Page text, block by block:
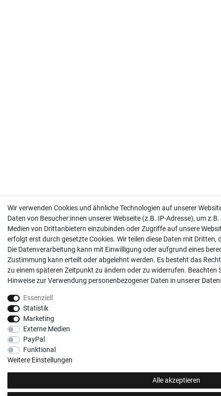
Wir verwenden Cookies und ähnliche Technologien auf unserer
Daten von Besucher:innen unserer Webseite (z.B. IP-Adresse), um
Medien von Drittanbietern einzubinden oder Zugriffe auf unsere
erfolgt erst durch gesetzte Cookies. Wir teilen diese Daten mit Dritten,
Die Datenverarbeitung kann mit Einwilligung oder aufgrund eines
Zustimmung kann erteilt oder abgelehnt werden. Es besteht das
zu einem späteren Zeitpunkt zu ändern oder zu widerrufen. Beachten
Hinweise zur Verwendung personenbezogener Daten in unserer
Essenziell
Statistik
Marketing
Externe Medien
PayPal
Funktional
Weitere Einstellungen
Alle akzeptieren